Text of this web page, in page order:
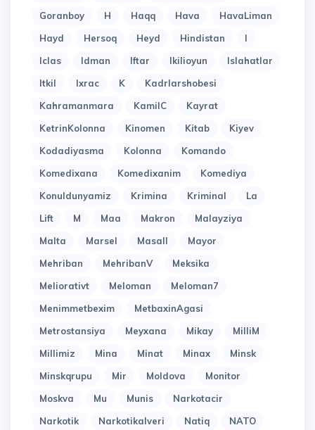
Goranboy
H Haqq Hava
HavaLiman
Hayd
Hersoq Heyd Hindistan
I
Iclas
Idman Iftar Ikilioyun
Islahatlar
Itkil
Ixrac K
Kadrlarshobesi
Kahramanmara
KamilC
Kayrat
KetrinKolonna
Kinomen Kitab
Kiyev
Kodadiyasma
Kolonna
Komando
Komedixana
Komedixanim
Komediya
Konuldunyamiz
Krimina Kriminal
La
Lift
M Maa Makron
Malayziya
Malta
Marsel Masall
Mayor
Mehriban
MehribanV
Meksika
Meliorativt
Meloman
Meloman7
Menimmetbexim
MetbaxinAgasi
Metrostansiya
Meyxana Mikay
MilliM
Millimiz
Mina Minat Minax
Minsk
Minskqrupu
Mir Moldova
Monitor
Moskva
Mu Munis
Narkotacir
Narkotik
Narkotikalveri Natiq NATO